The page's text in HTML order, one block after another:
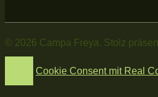
© 2026 Campa Freya. Stolz
Cookie Consent mit Real